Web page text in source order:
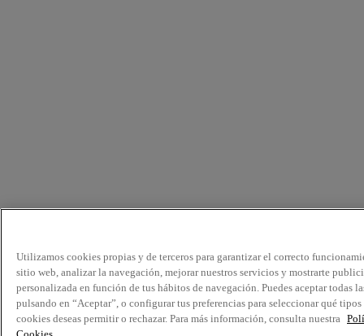
Utilizamos cookies propias y de terceros para garantizar el correcto
sitio web, analizar la navegación, mejorar nuestros servicios y mostrarte
personalizada en función de tus hábitos de navegación. Puedes aceptar todas
pulsando en “Aceptar”, o configurar tus preferencias para seleccionar qué tipos
cookies deseas permitir o rechazar. Para más información, consulta nuestra